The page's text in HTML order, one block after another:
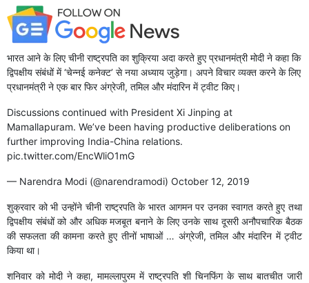
भारत आने के लिए चीनी राष्ट्रपति का शुक्रिया अदा करते हुए प्रधानमंत्री मोदी ने कहा कि
द्विपक्षीय संबंधों में ‘चेन्नई कनेक्ट’ से नया अध्याय जुड़ेगा। अपने विचार व्यक्त करने के लिए
प्रधानमंत्री ने एक बार फिर अंग्रेजी, तमिल और मंदारिन में ट्वीट किए।
Discussions continued with President Xi Jinping at
Mamallapuram. We’ve been having productive deliberations on
further improving India-China relations.
pic.twitter.com/EncWliO1mG
— Narendra Modi (@narendramodi) October 12, 2019
शुक्रवार को भी उन्होंने चीनी राष्ट्रपति के भारत आगमन पर उनका स्वागत करते हुए तथा
द्विपक्षीय संबंधों को और अधिक मजबूत बनाने के लिए उनके साथ दूसरी अनौपचारिक बैठक
की सफलता की कामना करते हुए तीनों भाषाओं … अंग्रेजी, तमिल और मंदारिन में ट्वीट
किया था।
शनिवार को मोदी ने कहा, मामल्लापुरम में राष्ट्रपति शी चिनफिंग के साथ बातचीत जारी